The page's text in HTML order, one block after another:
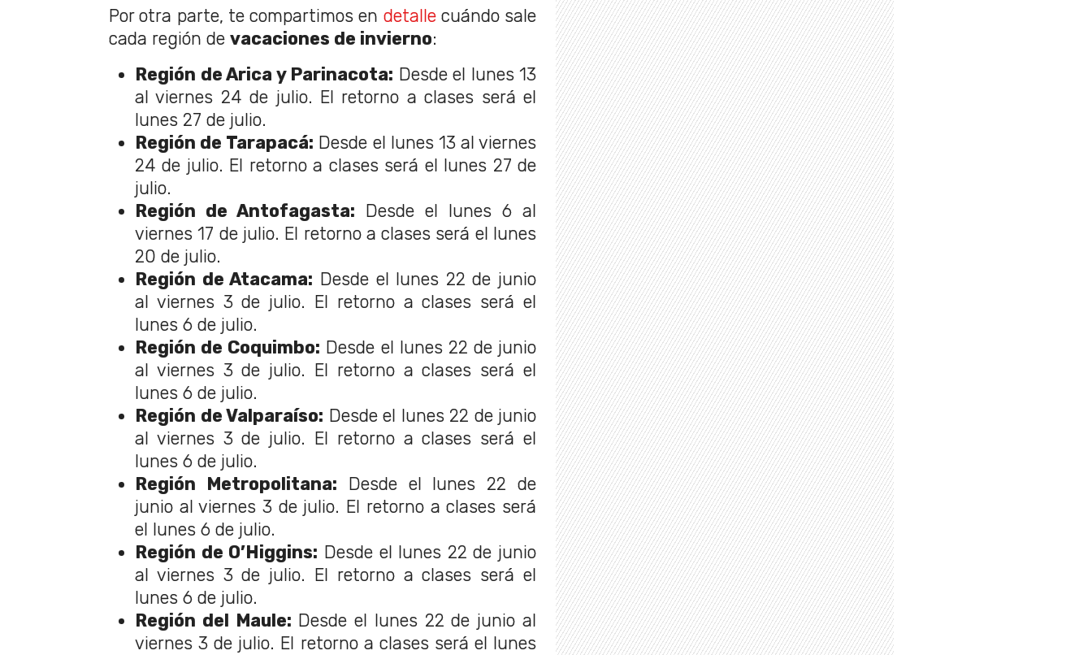
Por otra parte, te compartimos en detallecuándo sale
cada región de vacaciones de invierno:
Región de Arica y Parinacota: Desde el lunes 13
al viernes 24 de julio. El retorno a clases será el
lunes 27 de julio.
Región de Tarapacá: Desde el lunes 13 al viernes
24 de julio. El retorno a clases será el lunes 27 de
julio.
Región de Antofagasta: Desde el lunes 6 al
viernes 17 de julio. El retorno a clases será el lunes
20 de julio.
Región de Atacama: Desde el lunes 22 de junio
al viernes 3 de julio. El retorno a clases será el
lunes 6 de julio.
Región de Coquimbo: Desde el lunes 22 de junio
al viernes 3 de julio. El retorno a clases será el
lunes 6 de julio.
Región de Valparaíso: Desde el lunes 22 de junio
al viernes 3 de julio. El retorno a clases será el
lunes 6 de julio.
Región Metropolitana: Desde el lunes 22 de
junio al viernes 3 de julio. El retorno a clases será
el lunes 6 de julio.
Región de O’Higgins: Desde el lunes 22 de junio
al viernes 3 de julio. El retorno a clases será el
lunes 6 de julio.
Región del Maule: Desde el lunes 22 de junio al
viernes 3 de julio. El retorno a clases será el lunes